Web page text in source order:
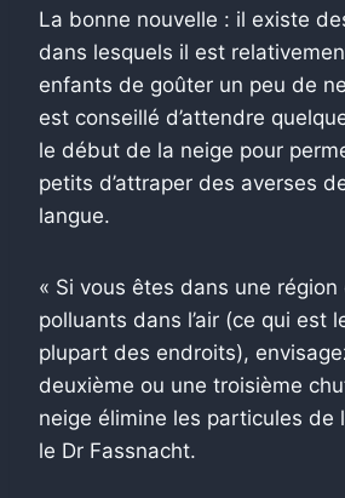
La bonne nouvelle : il existe
dans lesquels il est
enfants de goûter un peu de
est conseillé d’attendre
le début de la neige pour
petits d’attraper des averses
langue.
« Si vous êtes dans une région
polluants dans l’air (ce qui est
plupart des endroits),
deuxième ou une troisième
neige élimine les particules de
le Dr Fassnacht.